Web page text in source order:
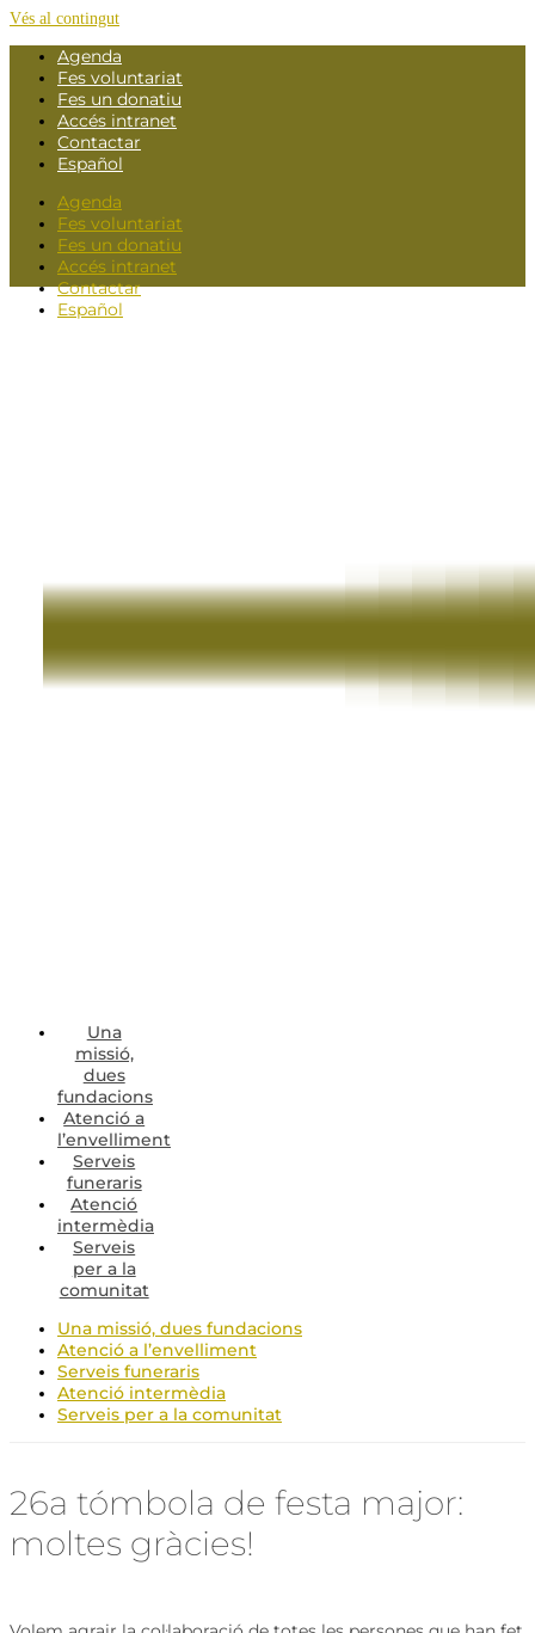
Vés al contingut
Agenda
Fes voluntariat
Fes un donatiu
Accés intranet
Contactar
Español
Agenda
Fes voluntariat
Fes un donatiu
Accés intranet
Contactar
Español
Una
missió,
dues
fundacions
Atenció a
l’envelliment
Serveis
funeraris
Atenció
intermèdia
Serveis
per a la
comunitat
Una missió, dues fundacions
Atenció a l’envelliment
Serveis funeraris
Atenció intermèdia
Serveis per a la comunitat
26a tómbola de festa major:
moltes gràcies!